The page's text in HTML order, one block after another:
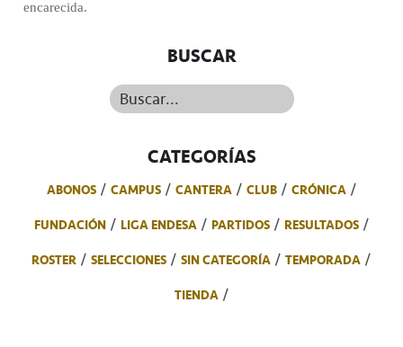
encarecida.
BUSCAR
Buscar...
CATEGORÍAS
ABONOS CAMPUS CANTERA CLUB
CRÓNICA
FUNDACIÓN
LIGA ENDESA PARTIDOS
RESULTADOS
ROSTER
SELECCIONES SIN CATEGORÍA
TEMPORADA
TIENDA